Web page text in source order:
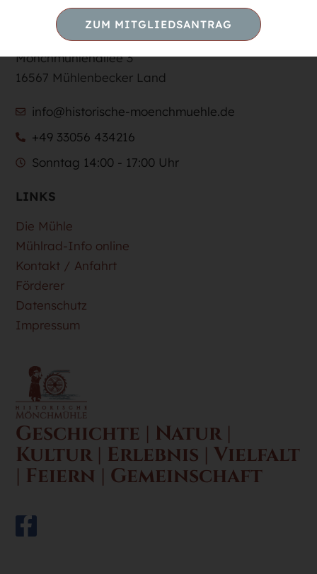
Geschichte | Natur |
Kultur | Erlebnis | Vielfalt
| Feiern | Gemeinschaft
LINKS
Die Mühle
Mühlrad-Info online
Kontakt / Anfahrt
Förderer
Datenschutz
Impressum
KONTAKT
Historische Mönchmühle e.V.
Mönchmühlenallee 3
16567 Mühlenbecker Land
info@historische-moenchmuehle.de
+49 33056 434216
Sonntag 14:00 - 17:00 Uhr
ZUM MITGLIEDSANTRAG